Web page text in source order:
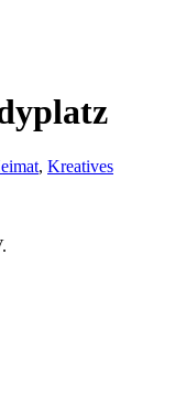
, Kreatives